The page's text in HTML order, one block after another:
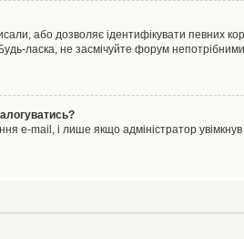
або дозволяє ідентифікувати певних
ласка, не засмічуйте форум
e-mail, і лише якщо адміністратор